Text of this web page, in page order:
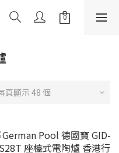
頁顯示 48 個